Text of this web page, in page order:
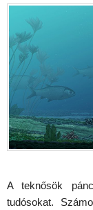
A teknősök
tudósokat.